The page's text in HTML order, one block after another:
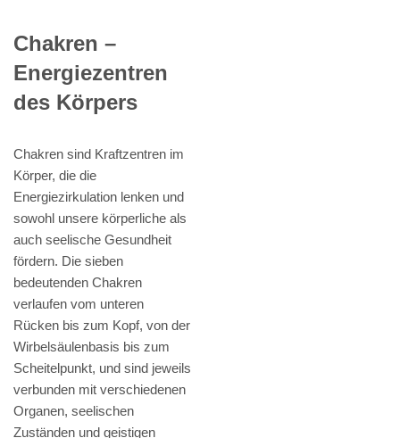
Chakren –
Energiezentren
des Körpers
Chakren sind Kraftzentren im
Körper, die die
Energiezirkulation lenken und
sowohl unsere körperliche als
auch seelische Gesundheit
fördern. Die sieben
bedeutenden Chakren
verlaufen vom unteren
Rücken bis zum Kopf, von der
Wirbelsäulenbasis bis zum
Scheitelpunkt, und sind jeweils
verbunden mit verschiedenen
Organen, seelischen
Zuständen und geistigen